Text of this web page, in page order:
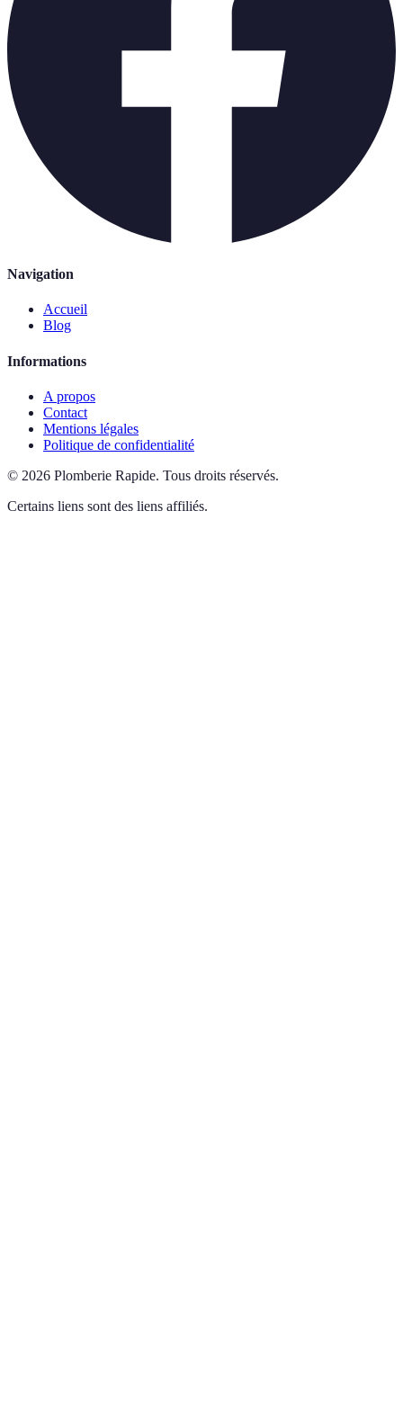
Navigation
Accueil
Blog
Informations
A propos
Contact
Mentions légales
Politique de confidentialité
© 2026 Plomberie Rapide. Tous droits réservés.
Certains liens sont des liens affiliés.